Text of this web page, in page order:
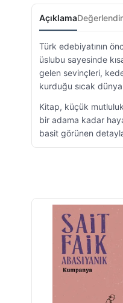
Açıklama
Türk edebiyatının
üslubu sayesinde
gelen sevinçleri,
kurduğu sıcak
Kitap, küçük
bir adama kadar
basit görünen